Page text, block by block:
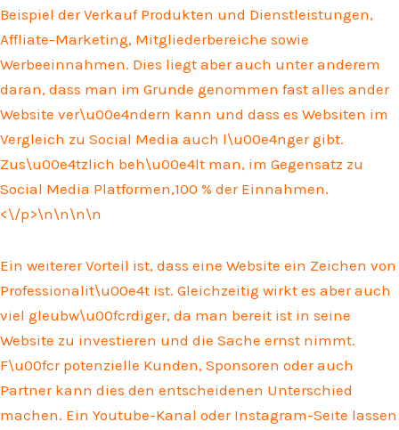
Beispiel der Verkauf Produkten und Dienstleistungen,
Affliate-Marketing, Mitgliederbereiche sowie
Werbeeinnahmen. Dies liegt aber auch unter anderem
daran, dass man im Grunde genommen fast alles ander
Website ver\u00e4ndern kann und dass es Websiten im
Vergleich zu Social Media auch l\u00e4nger gibt.
Zus\u00e4tzlich beh\u00e4lt man, im Gegensatz zu
Social Media Platformen,100 % der Einnahmen.
<\/p>\n\n\n\n
Ein weiterer Vorteil ist, dass eine Website ein Zeichen von
Professionalit\u00e4t ist. Gleichzeitig wirkt es aber auch
viel gleubw\u00fcrdiger, da man bereit ist in seine
Website zu investieren und die Sache ernst nimmt.
F\u00fcr potenzielle Kunden, Sponsoren oder auch
Partner kann dies den entscheidenen Unterschied
machen. Ein Youtube-Kanal oder Instagram-Seite lassen